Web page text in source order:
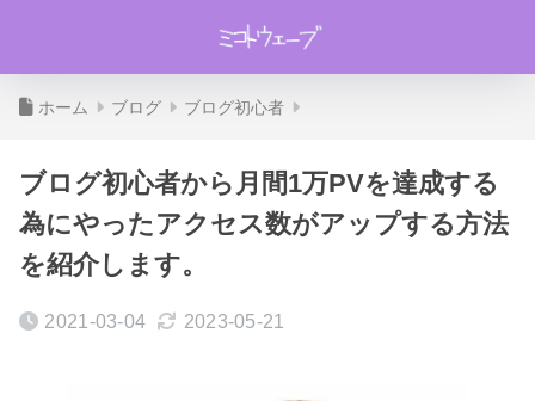
ホーム ブログ ブログ初心者
ブログ初心者から月間1万PVを達成する
為にやったアクセス数がアップする方法
を紹介します。
2021-03-04 2023-05-21